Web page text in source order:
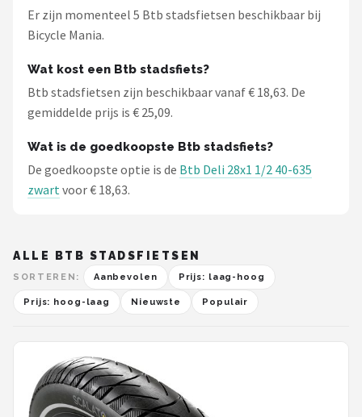
Er zijn momenteel 5 Btb stadsfietsen beschikbaar bij
Bicycle Mania.
Wat kost een Btb stadsfiets?
Btb stadsfietsen zijn beschikbaar vanaf € 18,63. De
gemiddelde prijs is € 25,09.
Wat is de goedkoopste Btb stadsfiets?
De goedkoopste optie is de Btb Deli 28x1 1/2 40-635
zwartvoor € 18,63.
ALLE BTB STADSFIETSEN
SORTEREN: Aanbevolen Prijs: laag-hoog
Prijs: hoog-laag Nieuwste Populair